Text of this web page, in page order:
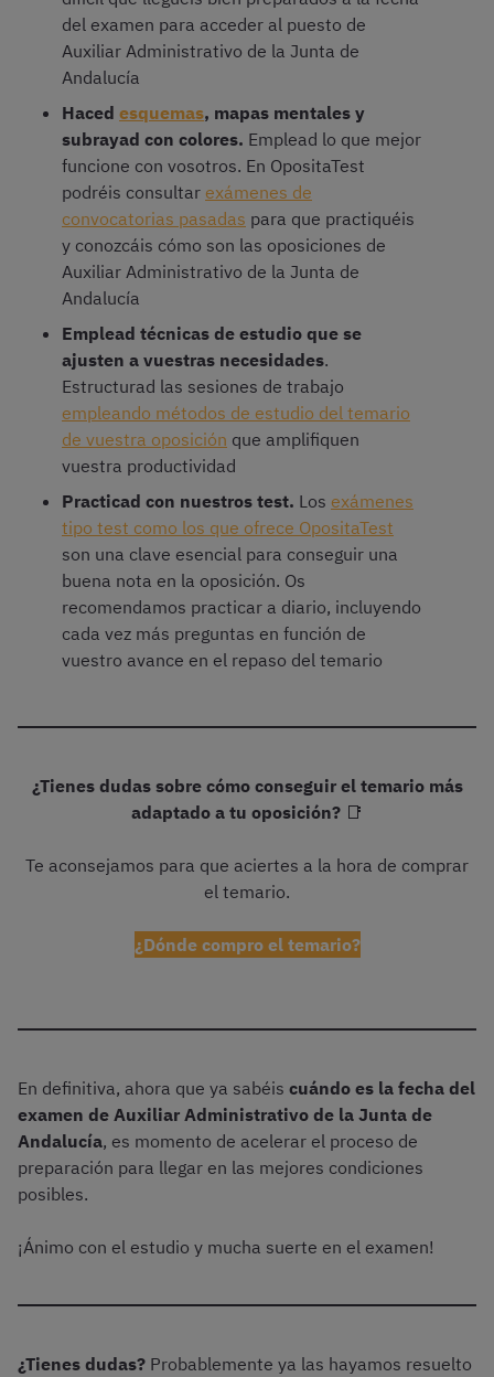
del examen para acceder al puesto de
Auxiliar Administrativo de la Junta de
Andalucía
Haced esquemas, mapas mentales y
subrayad con colores. Emplead lo que mejor
funcione con vosotros. En OpositaTest
podréis consultar exámenes de
convocatorias pasadas para que practiquéis
y conozcáis cómo son las oposiciones de
Auxiliar Administrativo de la Junta de
Andalucía
Emplead técnicas de estudio que se
ajusten a vuestras necesidades.
Estructurad las sesiones de trabajo
empleando métodos de estudio del temario
de vuestra oposición que amplifiquen
vuestra productividad
Practicad con nuestros test. Los exámenes
tipo test como los que ofrece OpositaTest
son una clave esencial para conseguir una
buena nota en la oposición. Os
recomendamos practicar a diario, incluyendo
cada vez más preguntas en función de
vuestro avance en el repaso del temario
¿Tienes dudas sobre cómo conseguir el temario más
adaptado a tu oposición? 📑
Te aconsejamos para que aciertes a la hora de comprar
el temario.
¿Dónde compro el temario?
En definitiva, ahora que ya sabéis cuándo es la fecha del
examen de Auxiliar Administrativo de la Junta de
Andalucía, es momento de acelerar el proceso de
preparación para llegar en las mejores condiciones
posibles.
¡Ánimo con el estudio y mucha suerte en el examen!
¿Tienes dudas? Probablemente ya las hayamos resuelto